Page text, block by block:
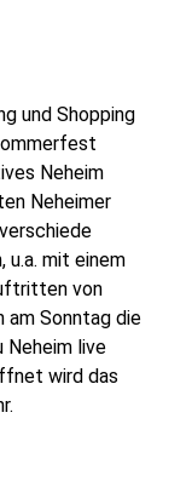
und Shopping
Neheim
Neheimer
u.a. mit einem
von
am Sonntag die
Neheim live
wird das